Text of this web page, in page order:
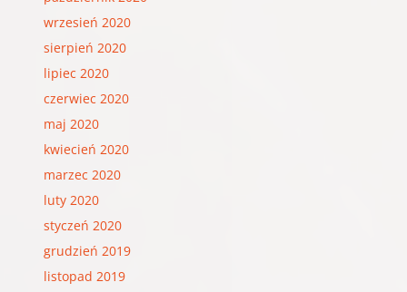
wrzesień 2020
sierpień 2020
lipiec 2020
czerwiec 2020
maj 2020
kwiecień 2020
marzec 2020
luty 2020
styczeń 2020
grudzień 2019
listopad 2019